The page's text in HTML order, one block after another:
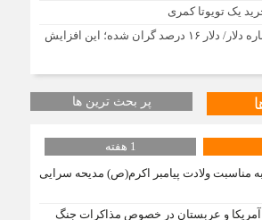
اظهارات همتی درباره دلار/ دلار ۱۶ درصد گران شده؛ این افزایش
پر بحث ترین ها
1 هفته
مناسبت ولادت پیامبر اکرم(ص) مدیحه سرایی
و عربستان در خصوص مذاکرات جنگ